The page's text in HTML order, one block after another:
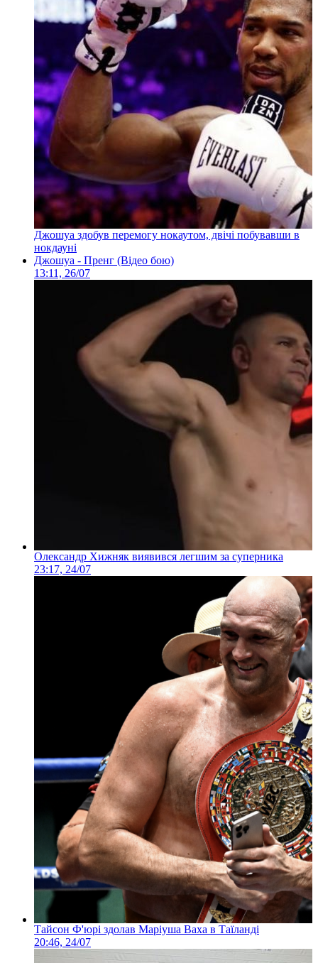
Джошуа здобув перемогу нокаутом, двічі побувавши в
нокдауні
Джошуа - Пренг (Відео бою)
13:11, 26/07
Олександр Хижняк виявився легшим за суперника
23:17, 24/07
Тайсон Ф'юрі здолав Маріуша Ваха в Таїланді
20:46, 24/07